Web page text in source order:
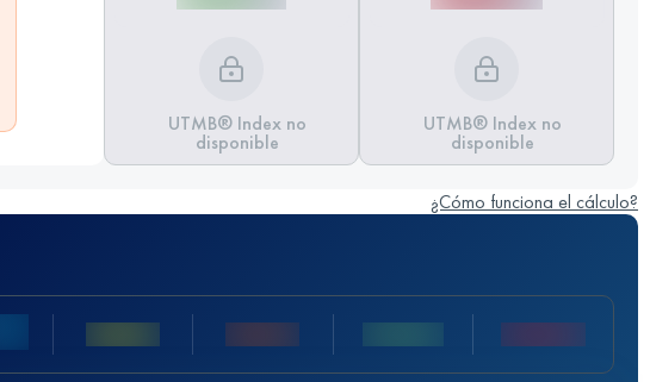
UTMB® Index no
disponible
UTMB® Index no
disponible
¿Cómo funciona el cálculo?